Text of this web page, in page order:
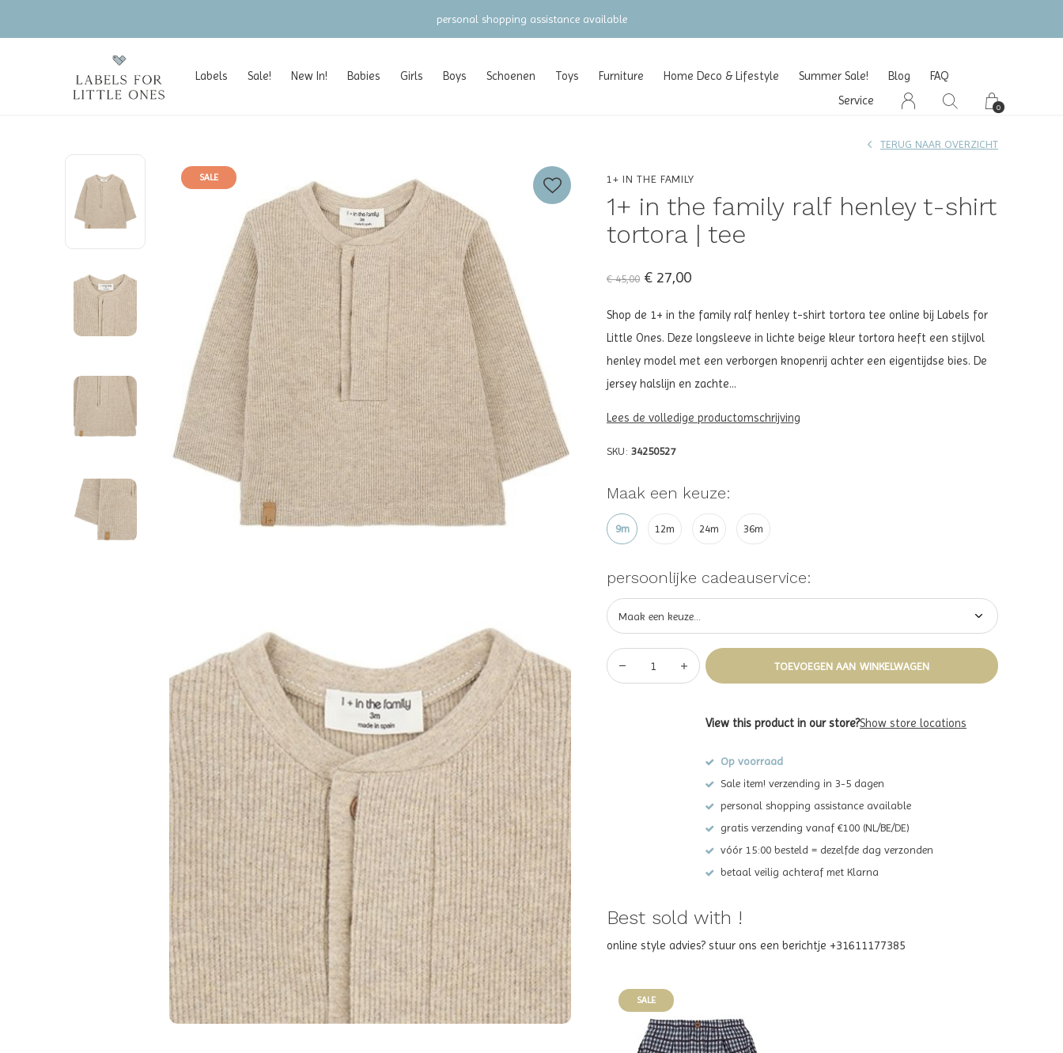
Labels Sale! New In! Babies Girls Boys Schoenen Toys Furniture Home Deco & Lifestyle Summer Sale! Blog
FAQ
Service
0
gratis verzending vanaf €100 (NL/BE/DE)
SALE 1+ IN THE FAMILY
1+ in the family ralf henley t-shirt
tortora | tee
TERUG NAAR OVERZICHT
€ 45,00 € 27,00
Shop de 1+ in the family ralf henley t-shirt tortora tee online bij Labels for
Little Ones. Deze longsleeve in lichte beige kleur tortora heeft een stijlvol
henley model met een verborgen knopenrij achter een eigentijdse bies. De
jersey halslijn en zachte...
Lees de volledige productomschrijving
SKU: 34250527
Maak een keuze:
9m 12m 24m 36m
persoonlijke cadeauservice:
TOEVOEGEN AAN WINKELWAGEN
View this product in our store?Show store locations
Op voorraad
Sale item! verzending in 3-5 dagen
personal shopping assistance available
gratis verzending vanaf €100 (NL/BE/DE)
vóór 15:00 besteld = dezelfde dag verzonden
betaal veilig achteraf met Klarna
Best sold with !
online style advies? stuur ons een berichtje +31611177385
SALE